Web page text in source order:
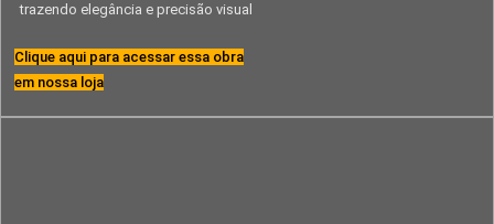
trazendo elegância e precisão visual
Clique aqui para acessar essa obra
em nossa loja